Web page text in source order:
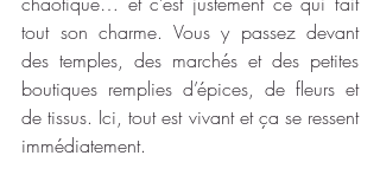
tout son charme. Vous y passez devant
des temples, des marchés et des petites
boutiques remplies d’épices, de fleurs et
de tissus. Ici, tout est vivant et ça se ressent
immédiatement.